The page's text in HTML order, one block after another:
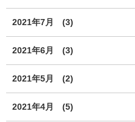
2021年7月 (3)
2021年6月 (3)
2021年5月 (2)
2021年4月 (5)